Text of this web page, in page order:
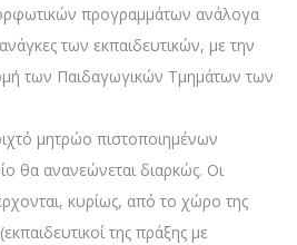
προγραμμάτων ανάλογα
των εκπαιδευτικών, με την
των Παιδαγωγικών Τμημάτων των
μητρώο πιστοποιημένων
θα ανανεώνεται διαρκώς. Οι
κυρίως, από το χώρο της
της πράξης με